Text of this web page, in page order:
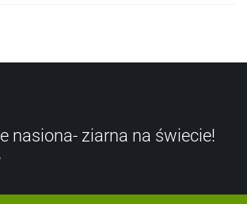
nasiona- ziarna na świecie!